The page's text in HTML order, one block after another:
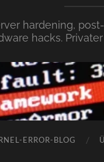
hardening,
hacks.
ERROR-BLOG